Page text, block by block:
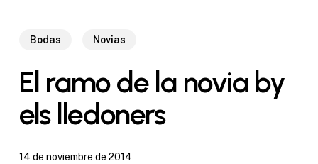
Bodas Novias
El ramo de la novia by
els lledoners
14 de noviembre de 2014